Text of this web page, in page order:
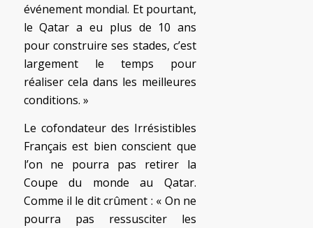
événement mondial. Et pourtant,
le Qatar a eu plus de 10 ans
pour construire ses stades, c’est
largement le temps pour
réaliser cela dans les meilleures
conditions. »
Le cofondateur des Irrésistibles
Français est bien conscient que
l’on ne pourra pas retirer la
Coupe du monde au Qatar.
Comme il le dit crûment : « On ne
pourra pas ressusciter les